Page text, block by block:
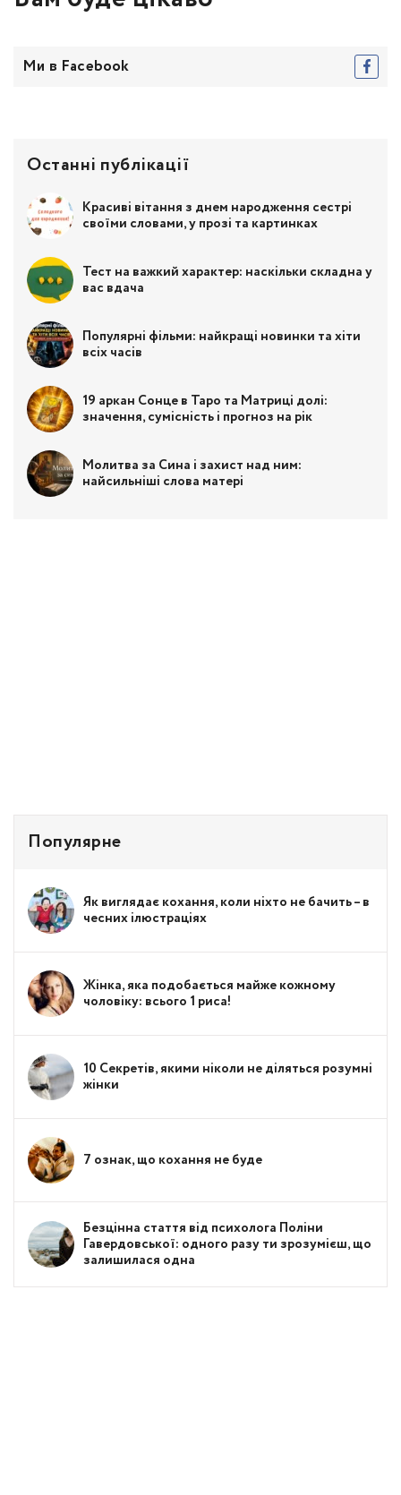
Ми в Facebook
Останні публікації
Красиві вітання з днем народження сестрі
своїми словами, у прозі та картинках
Тест на важкий характер: наскільки складна у
вас вдача
Популярні фільми: найкращі новинки та хіти
всіх часів
19 аркан Сонце в Таро та Матриці долі:
значення, сумісність і прогноз на рік
Молитва за Сина і захист над ним:
найсильніші слова матері
Популярне
Як виглядає кохання, коли ніхто не бачить – в
чесних ілюстраціях
Жінка, яка подобається майже кожному
чоловіку: всього 1 риса!
10 Секретів, якими ніколи не діляться розумні
жінки
7 ознак, що кохання не буде
Безцінна стаття від психолога Поліни
Гавердовської: одного разу ти зрозумієш, що
залишилася одна